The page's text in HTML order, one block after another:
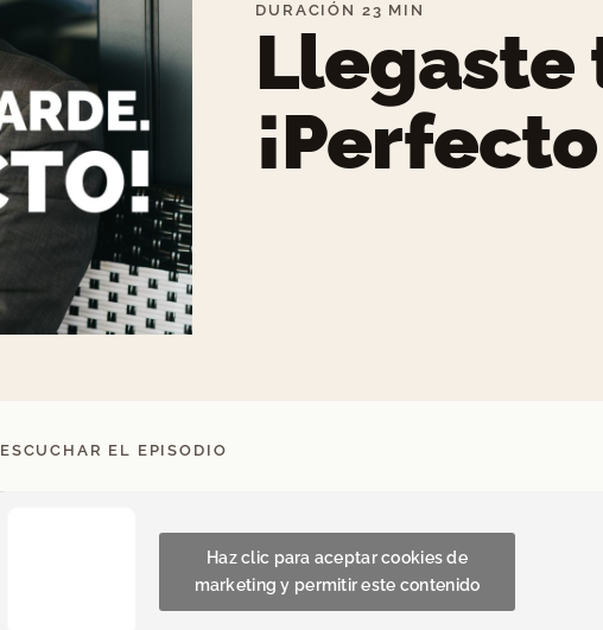
DURACIÓN 23 MIN
Llegaste
ESCUCHAR EL EPISODIO
Haz clic para aceptar cookies de
marketing y permitir este contenido